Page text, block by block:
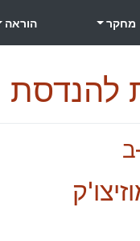
מחקר הוראה
להנדסת